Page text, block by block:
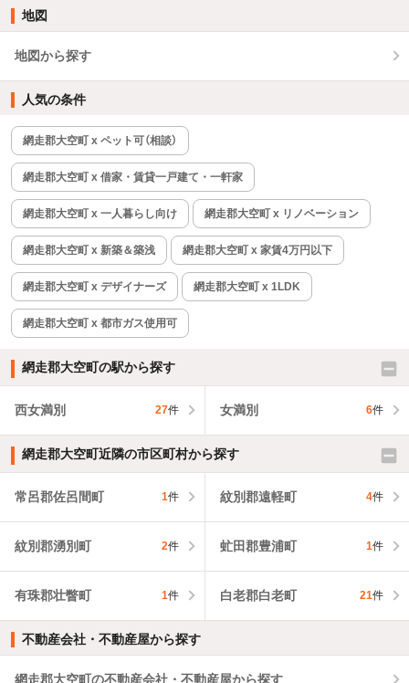
地図
地図から探す
人気の条件
網走郡大空町 x ペット可（相談）
網走郡大空町 x 借家・賃貸一戸建て・一軒家
網走郡大空町 x 一人暮らし向け 網走郡大空町 x リノベーション
網走郡大空町 x 新築＆築浅 網走郡大空町 x 家賃4万円以下
網走郡大空町 x デザイナーズ 網走郡大空町 x 1LDK
網走郡大空町 x 都市ガス使用可
網走郡大空町の駅から探す
西女満別 27件 女満別 6件
網走郡大空町近隣の市区町村から探す
常呂郡佐呂間町 1件 紋別郡遠軽町 4件
紋別郡湧別町 2件 虻田郡豊浦町 1件
有珠郡壮瞥町 1件 白老郡白老町 21件
不動産会社・不動産屋から探す
網走郡大空町の不動産会社・不動産屋から探す